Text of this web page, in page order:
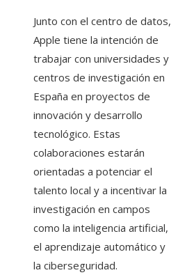
Junto con el centro de datos,
Apple tiene la intención de
trabajar con universidades y
centros de investigación en
España en proyectos de
innovación y desarrollo
tecnológico. Estas
colaboraciones estarán
orientadas a potenciar el
talento local y a incentivar la
investigación en campos
como la inteligencia artificial,
el aprendizaje automático y
la ciberseguridad.​